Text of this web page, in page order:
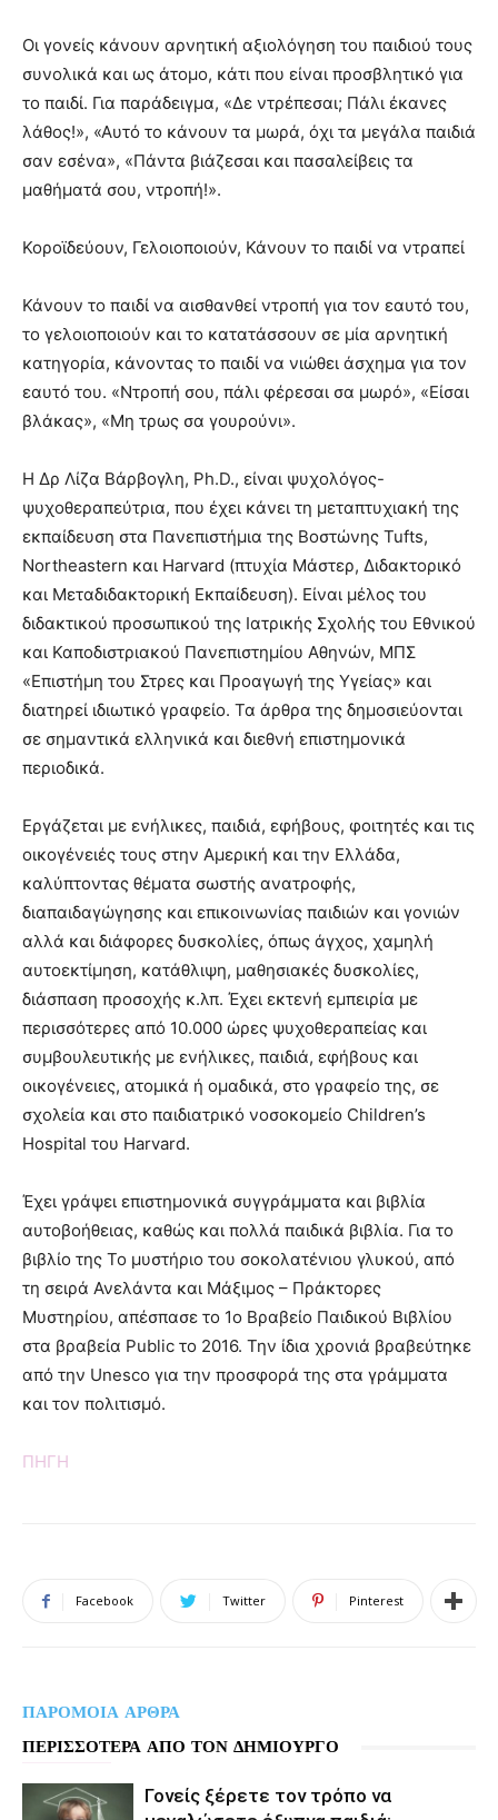
Οι γονείς κάνουν αρνητική αξιολόγηση του παιδιού τους
συνολικά και ως άτομο, κάτι που είναι προσβλητικό για
το παιδί. Για παράδειγμα, «Δε ντρέπεσαι; Πάλι έκανες
λάθος!», «Αυτό το κάνουν τα μωρά, όχι τα μεγάλα παιδιά
σαν εσένα», «Πάντα βιάζεσαι και πασαλείβεις τα
μαθήματά σου, ντροπή!».
Κοροϊδεύουν, Γελοιοποιούν, Κάνουν το παιδί να ντραπεί
Κάνουν το παιδί να αισθανθεί ντροπή για τον εαυτό του,
το γελοιοποιούν και το κατατάσσουν σε μία αρνητική
κατηγορία, κάνοντας το παιδί να νιώθει άσχημα για τον
εαυτό του. «Ντροπή σου, πάλι φέρεσαι σα μωρό», «Είσαι
βλάκας», «Μη τρως σα γουρούνι».
Η Δρ Λίζα Βάρβογλη, Ph.D., είναι ψυχολόγος-
ψυχοθεραπεύτρια, που έχει κάνει τη µεταπτυχιακή της
εκπαίδευση στα Πανεπιστήµια της Βοστώνης Tufts,
Northeastern και Harvard (πτυχία Μάστερ, ∆ιδακτορικό
και Μεταδιδακτορική Εκπαίδευση). Είναι µέλος του
διδακτικού προσωπικού της Ιατρικής Σχολής του Εθνικού
και Καποδιστριακού Πανεπιστηµίου Αθηνών, ΜΠΣ
«Επιστήµη του Στρες και Προαγωγή της Υγείας» και
διατηρεί ιδιωτικό γραφείο. Τα άρθρα της δηµοσιεύονται
σε σηµαντικά ελληνικά και διεθνή επιστηµονικά
περιοδικά.
Εργάζεται µε ενήλικες, παιδιά, εφήβους, φοιτητές και τις
οικογένειές τους στην Αµερική και την Ελλάδα,
καλύπτοντας θέµατα σωστής ανατροφής,
διαπαιδαγώγησης και επικοινωνίας παιδιών και γονιών
αλλά και διάφορες δυσκολίες, όπως άγχος, χαµηλή
αυτοεκτίµηση, κατάθλιψη, µαθησιακές δυσκολίες,
διάσπαση προσοχής κ.λπ. Έχει εκτενή εµπειρία µε
περισσότερες από 10.000 ώρες ψυχοθεραπείας και
συµβουλευτικής µε ενήλικες, παιδιά, εφήβους και
οικογένειες, ατοµικά ή οµαδικά, στο γραφείο της, σε
σχολεία και στο παιδιατρικό νοσοκοµείο Children’s
Hospital του Harvard.
Έχει γράψει επιστηµονικά συγγράµµατα και βιβλία
αυτοβοήθειας, καθώς και πολλά παιδικά βιβλία. Για το
βιβλίο της Το µυστήριο του σοκολατένιου γλυκού, από
τη σειρά Ανελάντα και Μάξιµος – Πράκτορες
Μυστηρίου, απέσπασε το 1ο Βραβείο Παιδικού Βιβλίου
στα βραβεία Public το 2016. Την ίδια χρονιά βραβεύτηκε
από την Unesco για την προσφορά της στα γράµµατα
και τον πολιτισµό.
ΠΗΓΗ
Facebook Twitter Pinterest
ΠΑΡΟΜΟΙΑ ΑΡΘΡΑ
ΠΕΡΙΣΣΟΤΕΡΑ ΑΠΟ ΤΟΝ ΔΗΜΙΟΥΡΓΟ
Γονείς ξέρετε τον τρόπο να